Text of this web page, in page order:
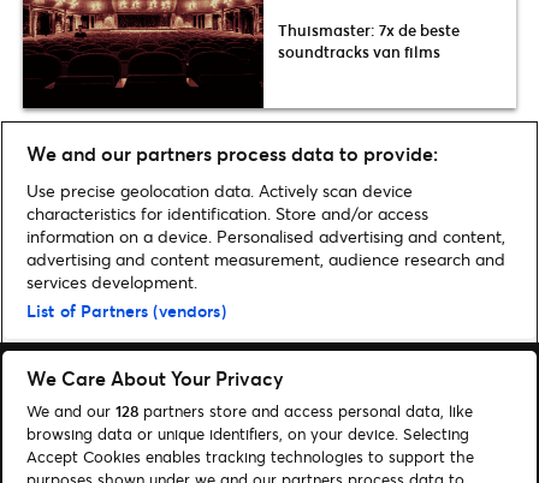
Thuismaster: 7x de beste
soundtracks van films
Bon Jovi staat nog steeds als
een huis in Goffertpark
Home Cultuur »
Thuismaster: 5 musea waarvoor je je huis niet hoeft te
verlaten
Zoeken
We and our partners process data to provide:
Use precise geolocation data. Actively scan device
characteristics for identification. Store and/or access
information on a device. Personalised advertising and content,
advertising and content measurement, audience research and
services development.
List of Partners (vendors)
We Care About Your Privacy
We and our 128 partners store and access personal data, like
browsing data or unique identifiers, on your device. Selecting
Accept Cookies enables tracking technologies to support the